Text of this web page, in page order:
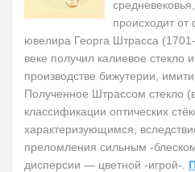
происходит от
ювелира Георга Штрасса
веке получил калиевое стекло
производстве бижутерии,
Полученное Штрассом стекло
классификации оптических
характеризующимся,
преломления сильным -
дисперсии — цветной -игрой-.